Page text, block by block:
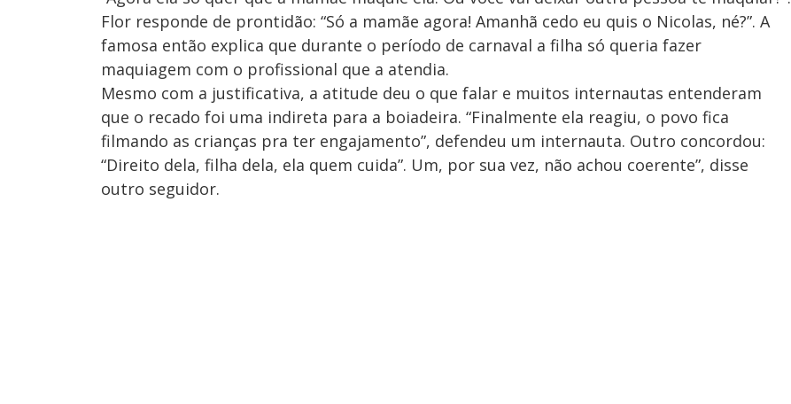
Flor responde de prontidão: “Só a mamãe agora! Amanhã cedo eu quis o Nicolas, né?”. A
famosa então explica que durante o período de carnaval a filha só queria fazer
maquiagem com o profissional que a atendia.
Mesmo com a justificativa, a atitude deu o que falar e muitos internautas entenderam
que o recado foi uma indireta para a boiadeira. “Finalmente ela reagiu, o povo fica
filmando as crianças pra ter engajamento”, defendeu um internauta. Outro concordou:
“Direito dela, filha dela, ela quem cuida”. Um, por sua vez, não achou coerente”, disse
outro seguidor.